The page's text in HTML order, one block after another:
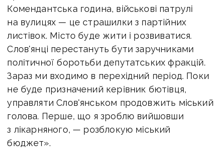
Комендантська година, військові патрулі
на вулицях — це страшилки з партійних
листівок. Місто буде жити і розвиватися.
Слов'янці перестануть бути заручниками
політичної боротьби депутатських фракцій.
Зараз ми входимо в перехідний період. Поки
не буде призначений керівник бютівця,
управляти Слов'янськом продовжить міський
голова. Перше, що я зроблю вийшовши
з лікарняного, — розблокую міський
бюджет».